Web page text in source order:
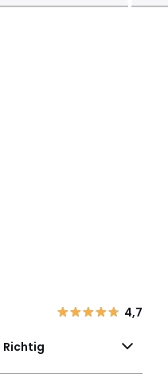
4,7
Richtig